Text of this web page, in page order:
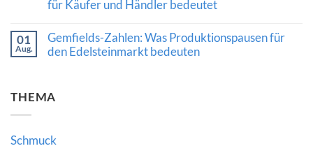
fachkundiger
Exchange:
für
den
internationalen
für Käufer und Händler bedeutet
zu
Strategische
Führung
Schmuckhandel:
für
Käufer
01
Aug.
Gemfields-Zahlen: Was Produktionspausen für
den Edelsteinmarkt bedeuten
Gemfields-
für
den
THEMA
Schmuck